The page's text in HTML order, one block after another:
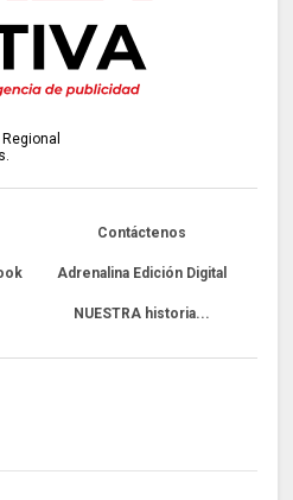
Contáctenos
Adrenalina Edición Digital
NUESTRA historia...